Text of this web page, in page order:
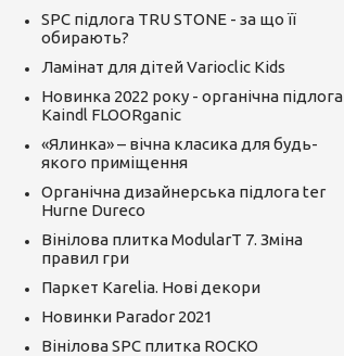
SPC підлога TRU STONE - за що її
обирають?
Ламінат для дітей Varioclic Kids
Новинка 2022 року - органічна підлога
Kaindl FLOORganic
«Ялинка» – вічна класика для будь-
якого приміщення
Органічна дизайнерська підлога ter
Hurne Dureco
Вінілова плитка ModularT 7. Зміна
правил гри
Паркет Karelia. Нові декори
Новинки Parador 2021
Вінілова SPC плитка ROCKO